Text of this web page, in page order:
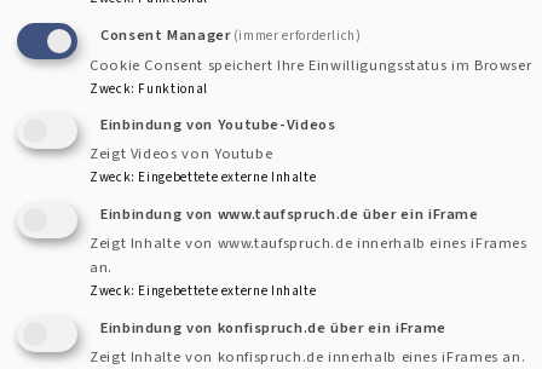
beim Autor
Consent Manager (immer erforderlich)
Cookie Consent speichert Ihre Einwilligungsstatus im Browser
Zweck: Funktional
Einbindung von Youtube-Videos
Zeigt Videos von Youtube
Zweck: Eingebettete externe Inhalte
Einbindung von www.taufspruch.de über ein iFrame
Zeigt Inhalte von www.taufspruch.de innerhalb eines iFrames
an.
Zweck: Eingebettete externe Inhalte
Einbindung von konfispruch.de über ein iFrame
Zeigt Inhalte von konfispruch.de innerhalb eines iFrames an.